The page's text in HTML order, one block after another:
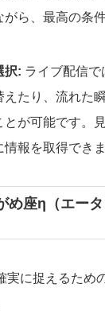
がら、最高の条
択: ライブ配信
えたり、流れた
とが可能です。
情報を取得できま
め座η（エー
実に捉えるため